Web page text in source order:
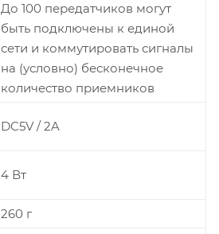
До 100 передатчиков могут
быть подключены к единой
сети и коммутировать сигналы
на (условно) бесконечное
количество приемников
DC5V / 2A
4 Вт
260 г